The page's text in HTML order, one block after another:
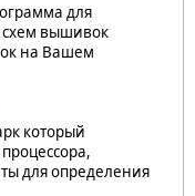
для
вышивок
на Вашем
который
для определения